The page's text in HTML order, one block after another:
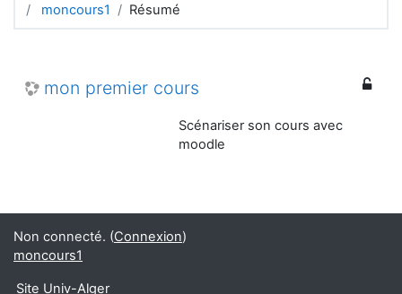
moncours1
Résumé
mon premier cours
Scénariser son cours avec
moodle
Non connecté. (Connexion)
moncours1
Site Univ-Alger